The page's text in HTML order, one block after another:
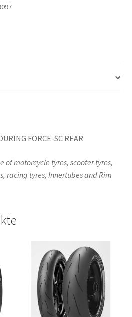
FORCE-SC REAR
of motorcycle tyres, scooter tyres,
racing tyres, Innertubes and Rim